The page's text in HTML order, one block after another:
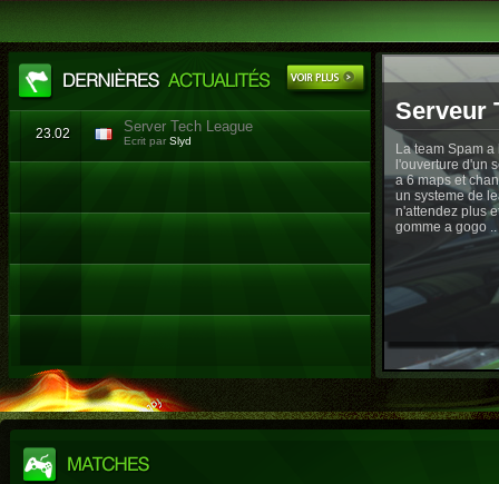
23.02 Server Tech League
Ecrit par Slyd
Serveur
La team Spam
l'ouverture d'un
a 6 maps et
un systeme de
n'attendez plus
gomme a gogo ..